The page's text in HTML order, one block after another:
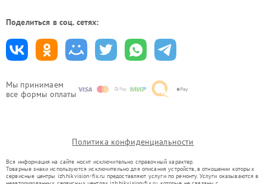
Мы принимаем
все формы оплаты
Поделиться в соц. сетях:
Политика конфиденциальности
Вся информация на сайте носит исключительно справочный характер.
Товарные знаки используются исключительно для описания устройств, в отношении которых
сервисные центры izh.hikvision-fix.ru предоставляют услуги по ремонту. Услуги оказываются в